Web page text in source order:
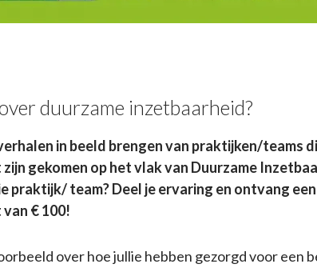
duurzame inzetbaarheid?
in beeld brengen van praktijken/teams
gekomen op het vlak van Duurzame
praktijk/ team? Deel je ervaring en ontvang
€ 100!
over hoe jullie hebben gezorgd voor een